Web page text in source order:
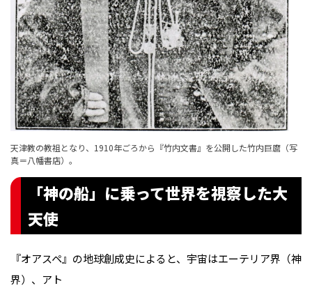
天津教の教祖となり、1910年ごろから『竹内文書』を公開した竹内巨麿（写
真＝八幡書店）。
「神の船」に乗って世界を視察した大
天使
『オアスペ』の地球創成史によると、宇宙はエーテリア界（神
界）、アト